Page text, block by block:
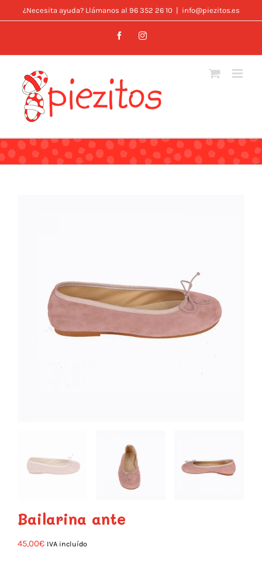
to
¿Necesita ayuda? Llámanos al 96 352 26 10 | info@piezitos.es
FacebookInstagram
Bailarina ante
45,00€ IVA incluído